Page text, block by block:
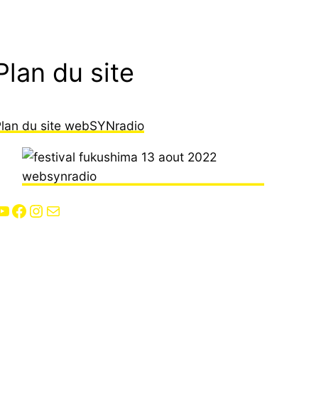
du site
du site webSYNradio
Facebook Instagram E-mail